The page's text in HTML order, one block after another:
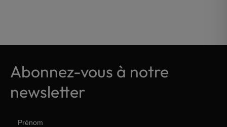
Abonnez-vous à notre
newsletter
Prénom